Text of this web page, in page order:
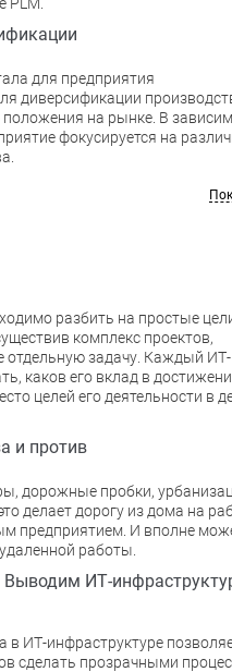
для предприятия
диверсификации
положения на рынке. В
фокусируется на
разбить на простые
комплекс проектов,
отдельную задачу. Каждый ИТ-
каков его вклад в
целей его деятельности в
и против
дорожные пробки,
делает дорогу из дома на
предприятием. И вполне
работы.
Выводим ИТ-
ИТ-инфраструктуре
сделать прозрачными